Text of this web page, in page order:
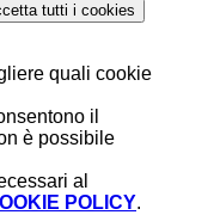
tutti i cookies
quali cookie
il
è possibile
al
POLICY.